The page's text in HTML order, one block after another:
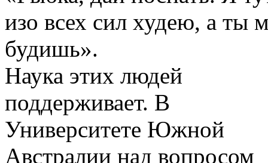
изо всех сил худею, а ты
будишь».
Наука этих людей
поддерживает. В
Университете Южной
Австралии над вопросом